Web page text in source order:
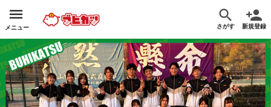
メニュー さがす 新規登録